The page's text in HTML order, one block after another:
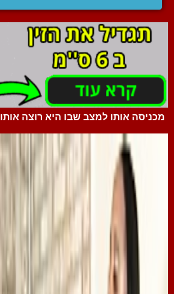
מכניסה אותו למצב שבו היא רוצה אותו